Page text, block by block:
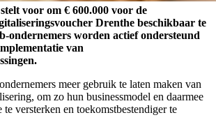
voor om € 600.000 voor de
Drenthe beschikbaar te
ondernemers worden actief ondersteund
van
meer gebruik te laten maken van
om zo hun businessmodel en daarmee
te versterken en toekomstbestendiger te